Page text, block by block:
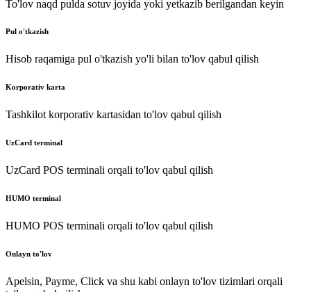
To'lov naqd pulda sotuv joyida yoki yetkazib berilgandan keyin
Pul o'tkazish
Hisob raqamiga pul o'tkazish yo'li bilan to'lov qabul qilish
Korporativ karta
Tashkilot korporativ kartasidan to'lov qabul qilish
UzCard terminal
UzCard POS terminali orqali to'lov qabul qilish
HUMO terminal
HUMO POS terminali orqali to'lov qabul qilish
Onlayn to'lov
Apelsin, Payme, Click va shu kabi onlayn to'lov tizimlari orqali